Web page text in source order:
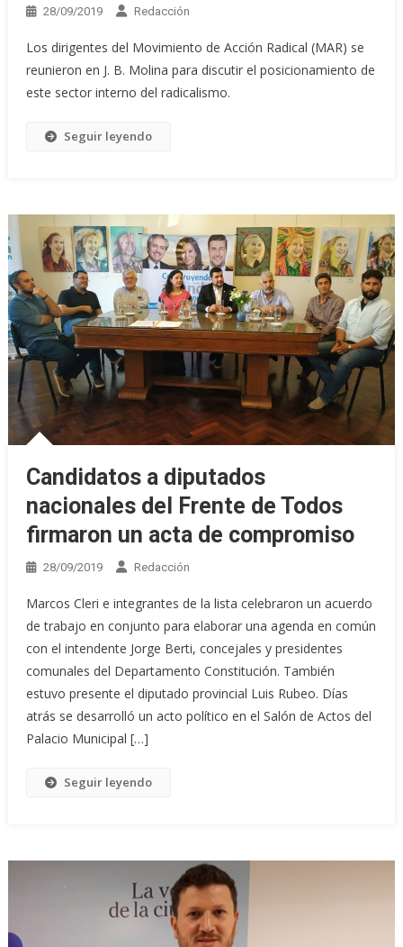
28/09/2019 Redacción
Los dirigentes del Movimiento de Acción Radical (MAR) se
reunieron en J. B. Molina para discutir el posicionamiento de
este sector interno del radicalismo.
Seguir leyendo
Candidatos a diputados
nacionales del Frente de Todos
firmaron un acta de compromiso
28/09/2019 Redacción
Marcos Cleri e integrantes de la lista celebraron un acuerdo
de trabajo en conjunto para elaborar una agenda en común
con el intendente Jorge Berti, concejales y presidentes
comunales del Departamento Constitución. También
estuvo presente el diputado provincial Luis Rubeo. Días
atrás se desarrolló un acto político en el Salón de Actos del
Palacio Municipal […]
Seguir leyendo